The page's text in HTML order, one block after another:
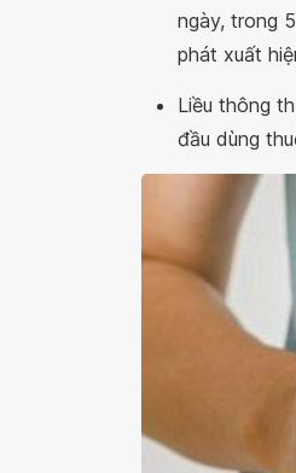
ngày, trong
phát xuất
Liều thông
đầu dùng